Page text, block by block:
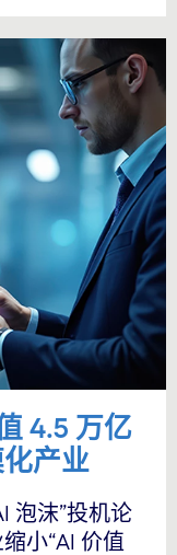
4.5 万亿
产业
泡沫”投机论
小“AI 价值